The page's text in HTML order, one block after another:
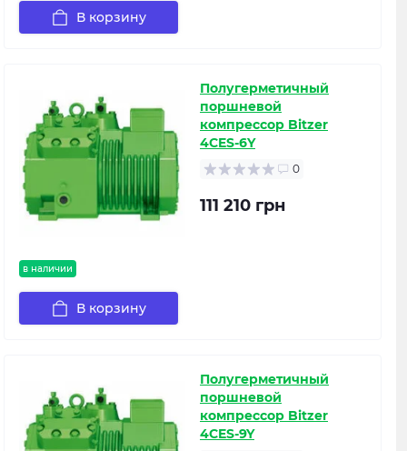
В корзину
в наличии
Полугерметичный
поршневой
компрессор Bitzer
4CES-6Y
0
111 210 грн
В корзину
Полугерметичный
поршневой
компрессор Bitzer
4CES-9Y